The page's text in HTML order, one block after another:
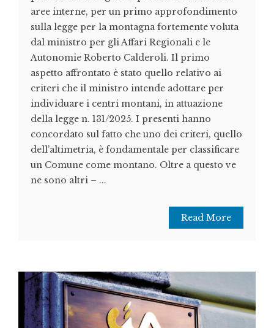
aree interne, per un primo approfondimento
sulla legge per la montagna fortemente voluta
dal ministro per gli Affari Regionali e le
Autonomie Roberto Calderoli. Il primo
aspetto affrontato è stato quello relativo ai
criteri che il ministro intende adottare per
individuare i centri montani, in attuazione
della legge n. 131/2025. I presenti hanno
concordato sul fatto che uno dei criteri, quello
dell’altimetria, è fondamentale per classificare
un Comune come montano. Oltre a questo ve
ne sono altri – ...
Read More